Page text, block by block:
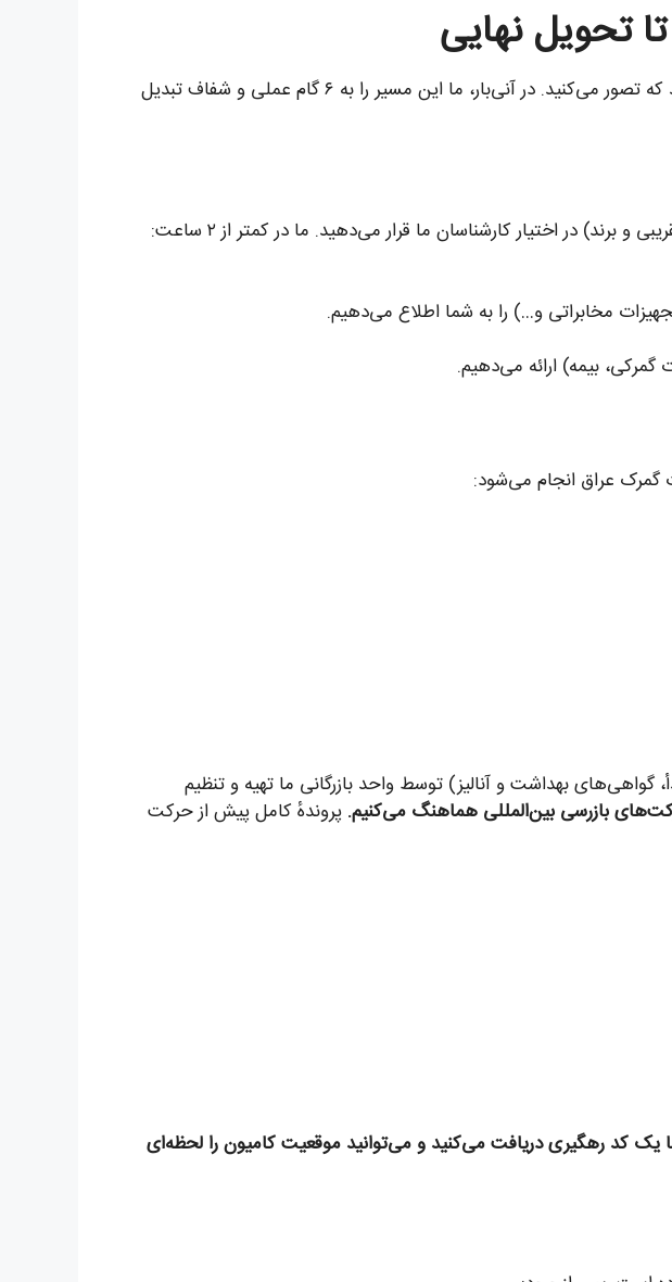
تحویل نهایی
ارسال بار به عراق اگر با برنامه‌ریزی و دانش فنی همراه باشد، می‌تواند ساده‌تر از آن چیزی باشد که تصور می‌کنید. در آنی‌بار، ما این مسیر را به ۶ گام عملی و شفاف تبدیل
در اختیار کارشناسان ما قرار می‌دهید. ما در کمتر از ۲ ساعت:
بیمه) ارائه می‌دهیم.
گمرک عراق انجام می‌شود:
گواهی‌های بهداشت و آنالیز) توسط واحد بازرگانی ما تهیه و تنظیم
پروندهٔ کامل پیش از حرکت
یک کد رهگیری دریافت می‌کنید و می‌توانید موقعیت کامیون را لحظه‌ای